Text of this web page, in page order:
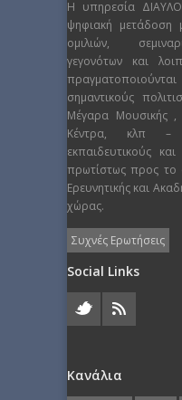
Η υπηρεσία
ψηφιακή μετάδοση
ομιλιών,
γεγονότων και
σημαντικούς
Μέγαρα Μουσικής ,
Κέντρα, κλπ
εκπαιδευτικούς
πρωτίστως προς το
Ερευνητικής και
χώρας.
Συχνές Ερωτήσεις
Social Links
Κανάλια